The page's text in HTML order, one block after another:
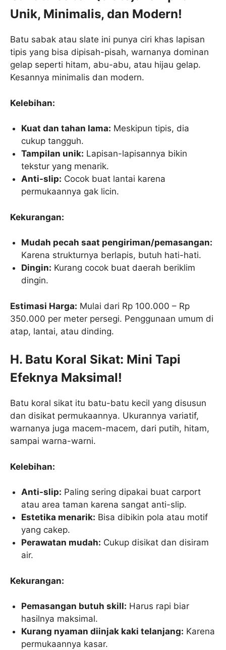
Unik, Minimalis, dan Modern!
Batu sabak atau slate ini punya ciri khas lapisan
tipis yang bisa dipisah-pisah, warnanya dominan
gelap seperti hitam, abu-abu, atau hijau gelap.
Kesannya minimalis dan modern.
Kelebihan:
Kuat dan tahan lama: Meskipun tipis, dia
cukup tangguh.
Tampilan unik: Lapisan-lapisannya bikin
tekstur yang menarik.
Anti-slip: Cocok buat lantai karena
permukaannya gak licin.
Kekurangan:
Mudah pecah saat pengiriman/pemasangan:
Karena strukturnya berlapis, butuh hati-hati.
Dingin: Kurang cocok buat daerah beriklim
dingin.
Estimasi Harga: Mulai dari Rp 100.000 – Rp
350.000 per meter persegi. Penggunaan umum di
atap, lantai, atau dinding.
H. Batu Koral Sikat: Mini Tapi
Efeknya Maksimal!
Batu koral sikat itu batu-batu kecil yang disusun
dan disikat permukaannya. Ukurannya variatif,
warnanya juga macem-macem, dari putih, hitam,
sampai warna-warni.
Kelebihan:
Anti-slip: Paling sering dipakai buat carport
atau area taman karena sangat anti-slip.
Estetika menarik: Bisa dibikin pola atau motif
yang cakep.
Perawatan mudah: Cukup disikat dan disiram
air.
Kekurangan:
Pemasangan butuh skill: Harus rapi biar
hasilnya maksimal.
Kurang nyaman diinjak kaki telanjang: Karena
permukaannya kasar.